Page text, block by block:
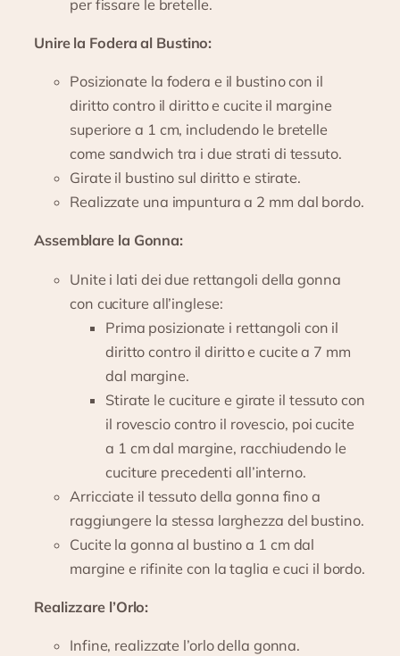
per fissare le bretelle.
Unire la Fodera al Bustino:
Posizionate la fodera e il bustino con il
diritto contro il diritto e cucite il margine
superiore a 1 cm, includendo le bretelle
come sandwich tra i due strati di tessuto.
Girate il bustino sul diritto e stirate.
Realizzate una impuntura a 2 mm dal bordo.
Assemblare la Gonna:
Unite i lati dei due rettangoli della gonna
con cuciture all’inglese:
Prima posizionate i rettangoli con il
diritto contro il diritto e cucite a 7 mm
dal margine.
Stirate le cuciture e girate il tessuto con
il rovescio contro il rovescio, poi cucite
a 1 cm dal margine, racchiudendo le
cuciture precedenti all’interno.
Arricciate il tessuto della gonna fino a
raggiungere la stessa larghezza del bustino.
Cucite la gonna al bustino a 1 cm dal
margine e rifinite con la taglia e cuci il bordo.
Realizzare l’Orlo:
Infine, realizzate l’orlo della gonna.